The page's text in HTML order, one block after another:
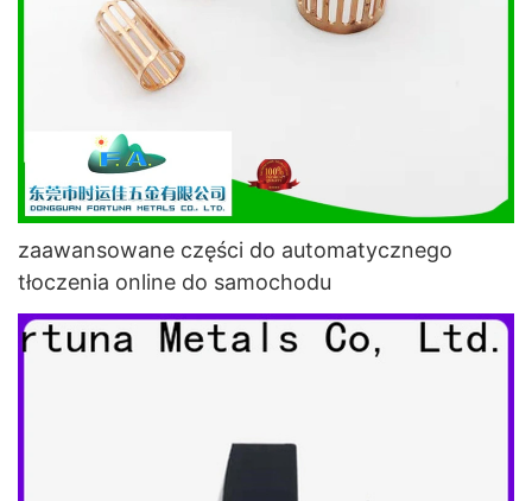
zaawansowane części do automatycznego
tłoczenia online do samochodu